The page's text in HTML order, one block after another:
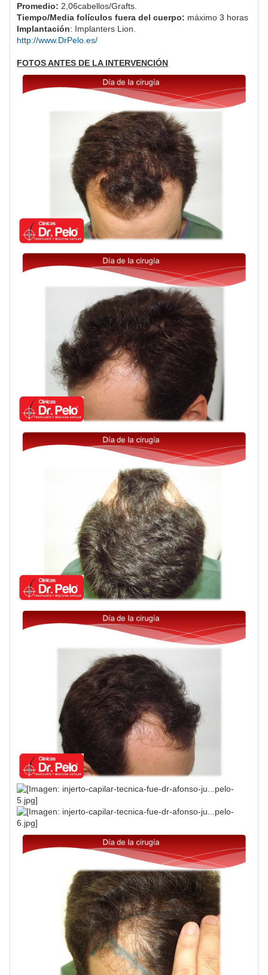
Promedio: 2,06cabellos/Grafts.
Tiempo/Media folículos fuera del cuerpo: máximo 3 horas
Implantación: Implanters Lion.
http://www.DrPelo.es/
FOTOS ANTES DE LA INTERVENCIÓN